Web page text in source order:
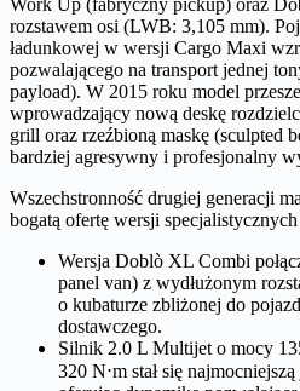
Work Up (fabryczny pickup) oraz
rozstawem osi (LWB: 3,105 mm).
ładunkowej w wersji Cargo Maxi
pozwalającego na transport jednej
payload). W 2015 roku model
wprowadzający nową deskę
grill oraz rzeźbioną maskę (sculpted
bardziej agresywny i profesjonalny
Wszechstronność drugiej generacji
bogatą ofertę wersji
Wersja Doblò XL Combi
panel van) z wydłużonym
o kubaturze zbliżonej do
dostawczego.
Silnik 2.0 L Multijet o mocy
320 N⋅m stał się